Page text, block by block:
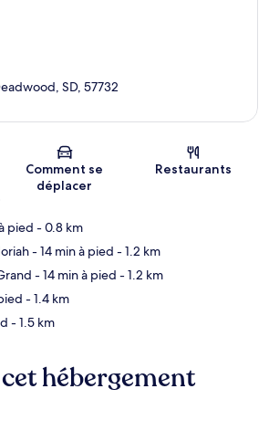
Carte
SD, 57732
Comment se
déplacer
Restaurants
pied - 0.8 km
- 14 min à pied - 1.2 km
- 14 min à pied - 1.2 km
- 1.4 km
- 1.5 km
hébergement